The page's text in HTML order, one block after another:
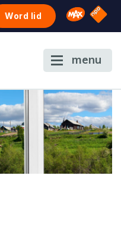
Word lid Omroep
NPO
menu